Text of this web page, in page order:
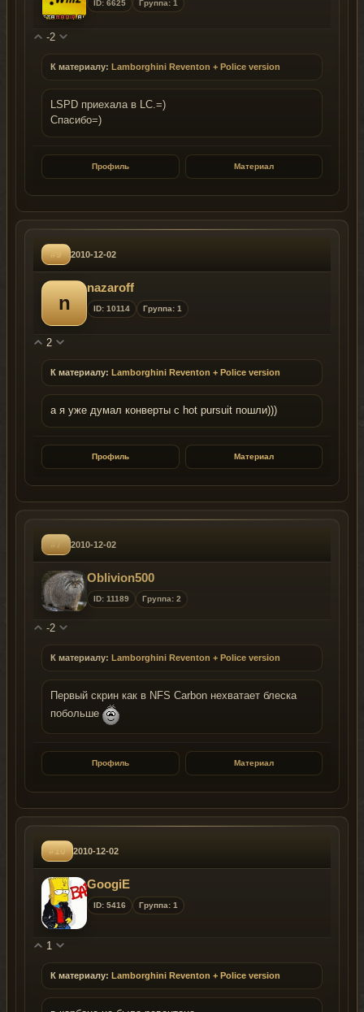
ID: 6625 Группа: 1
-2
К материалу: Lamborghini Reventon + Police version
LSPD приехала в LC.=)
Спасибо=)
Профиль Материал
#9 2010-12-02
n
nazaroff
ID: 10114 Группа: 1
2
К материалу: Lamborghini Reventon + Police version
а я уже думал конверты с hot pursuit пошли)))
Профиль Материал
#7 2010-12-02
Oblivion500
ID: 11189 Группа: 2
-2
К материалу: Lamborghini Reventon + Police version
Первый скрин как в NFS Carbon нехватает блеска
побольше
Профиль Материал
#10 2010-12-02
GoogiE
ID: 5416 Группа: 1
1
К материалу: Lamborghini Reventon + Police version